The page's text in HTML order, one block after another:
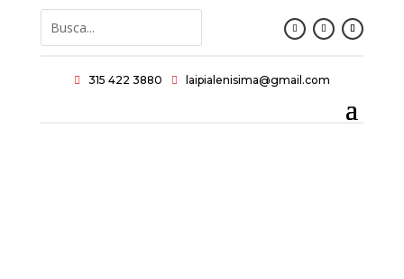
 315 422 3880  laipialenisima@gmail.com